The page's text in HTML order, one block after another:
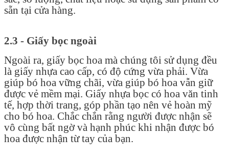
sẵn tại cửa hàng.
2.3 - Giấy bọc ngoài
Ngoài ra, giấy bọc hoa mà chúng tôi sử dụng đều
là giấy nhựa cao cấp, có độ cứng vừa phải. Vừa
giúp bó hoa vững chãi, vừa giúp bó hoa vẫn giữ
được vẻ mềm mại. Giấy nhựa bọc có hoa văn tinh
tế, hợp thời trang, góp phần tạo nên vẻ hoàn mỹ
cho bó hoa. Chắc chắn rằng người được nhận sẽ
vô cùng bất ngờ và hạnh phúc khi nhận được bó
hoa được nhận từ tay của bạn.